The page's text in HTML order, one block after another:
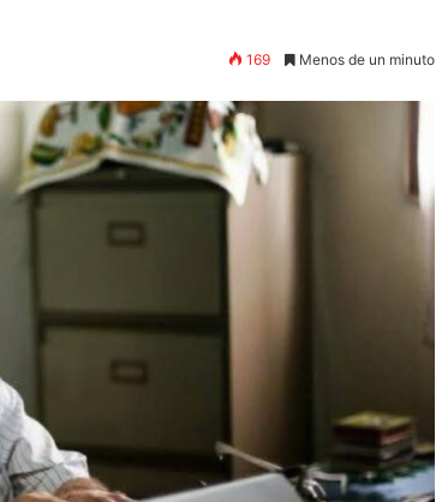
169 Menos de un minuto